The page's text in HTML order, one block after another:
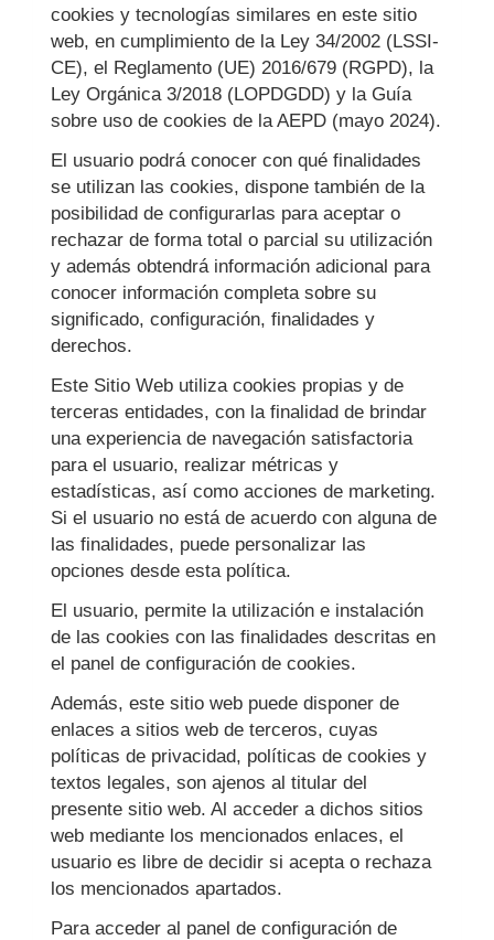
cookies y tecnologías similares en este sitio
web, en cumplimiento de la Ley 34/2002 (LSSI-
CE), el Reglamento (UE) 2016/679 (RGPD), la
Ley Orgánica 3/2018 (LOPDGDD) y la Guía
sobre uso de cookies de la AEPD (mayo 2024).
El usuario podrá conocer con qué finalidades
se utilizan las cookies, dispone también de la
posibilidad de configurarlas para aceptar o
rechazar de forma total o parcial su utilización
y además obtendrá información adicional para
conocer información completa sobre su
significado, configuración, finalidades y
derechos.
Este Sitio Web utiliza cookies propias y de
terceras entidades, con la finalidad de brindar
una experiencia de navegación satisfactoria
para el usuario, realizar métricas y
estadísticas, así como acciones de marketing.
Si el usuario no está de acuerdo con alguna de
las finalidades, puede personalizar las
opciones desde esta política.
El usuario, permite la utilización e instalación
de las cookies con las finalidades descritas en
el panel de configuración de cookies.
Además, este sitio web puede disponer de
enlaces a sitios web de terceros, cuyas
políticas de privacidad, políticas de cookies y
textos legales, son ajenos al titular del
presente sitio web. Al acceder a dichos sitios
web mediante los mencionados enlaces, el
usuario es libre de decidir si acepta o rechaza
los mencionados apartados.
Para acceder al panel de configuración de